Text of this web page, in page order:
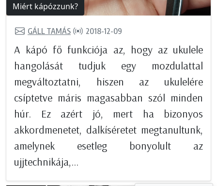
Miért kápózzunk?
GÁLL TAMÁS 2018-12-09
A kápó fő funkciója az, hogy az ukulele
hangolását tudjuk egy mozdulattal
megváltoztatni, hiszen az ukulelére
csíptetve máris magasabban szól minden
húr. Ez azért jó, mert ha bizonyos
akkordmenetet, dalkíséretet megtanultunk,
amelynek esetleg bonyolult az
ujjtechnikája,...